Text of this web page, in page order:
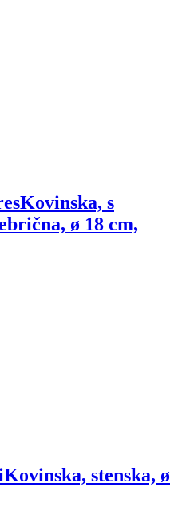
Kovinska, s
ø 18 cm,
Kovinska, stenska, ø